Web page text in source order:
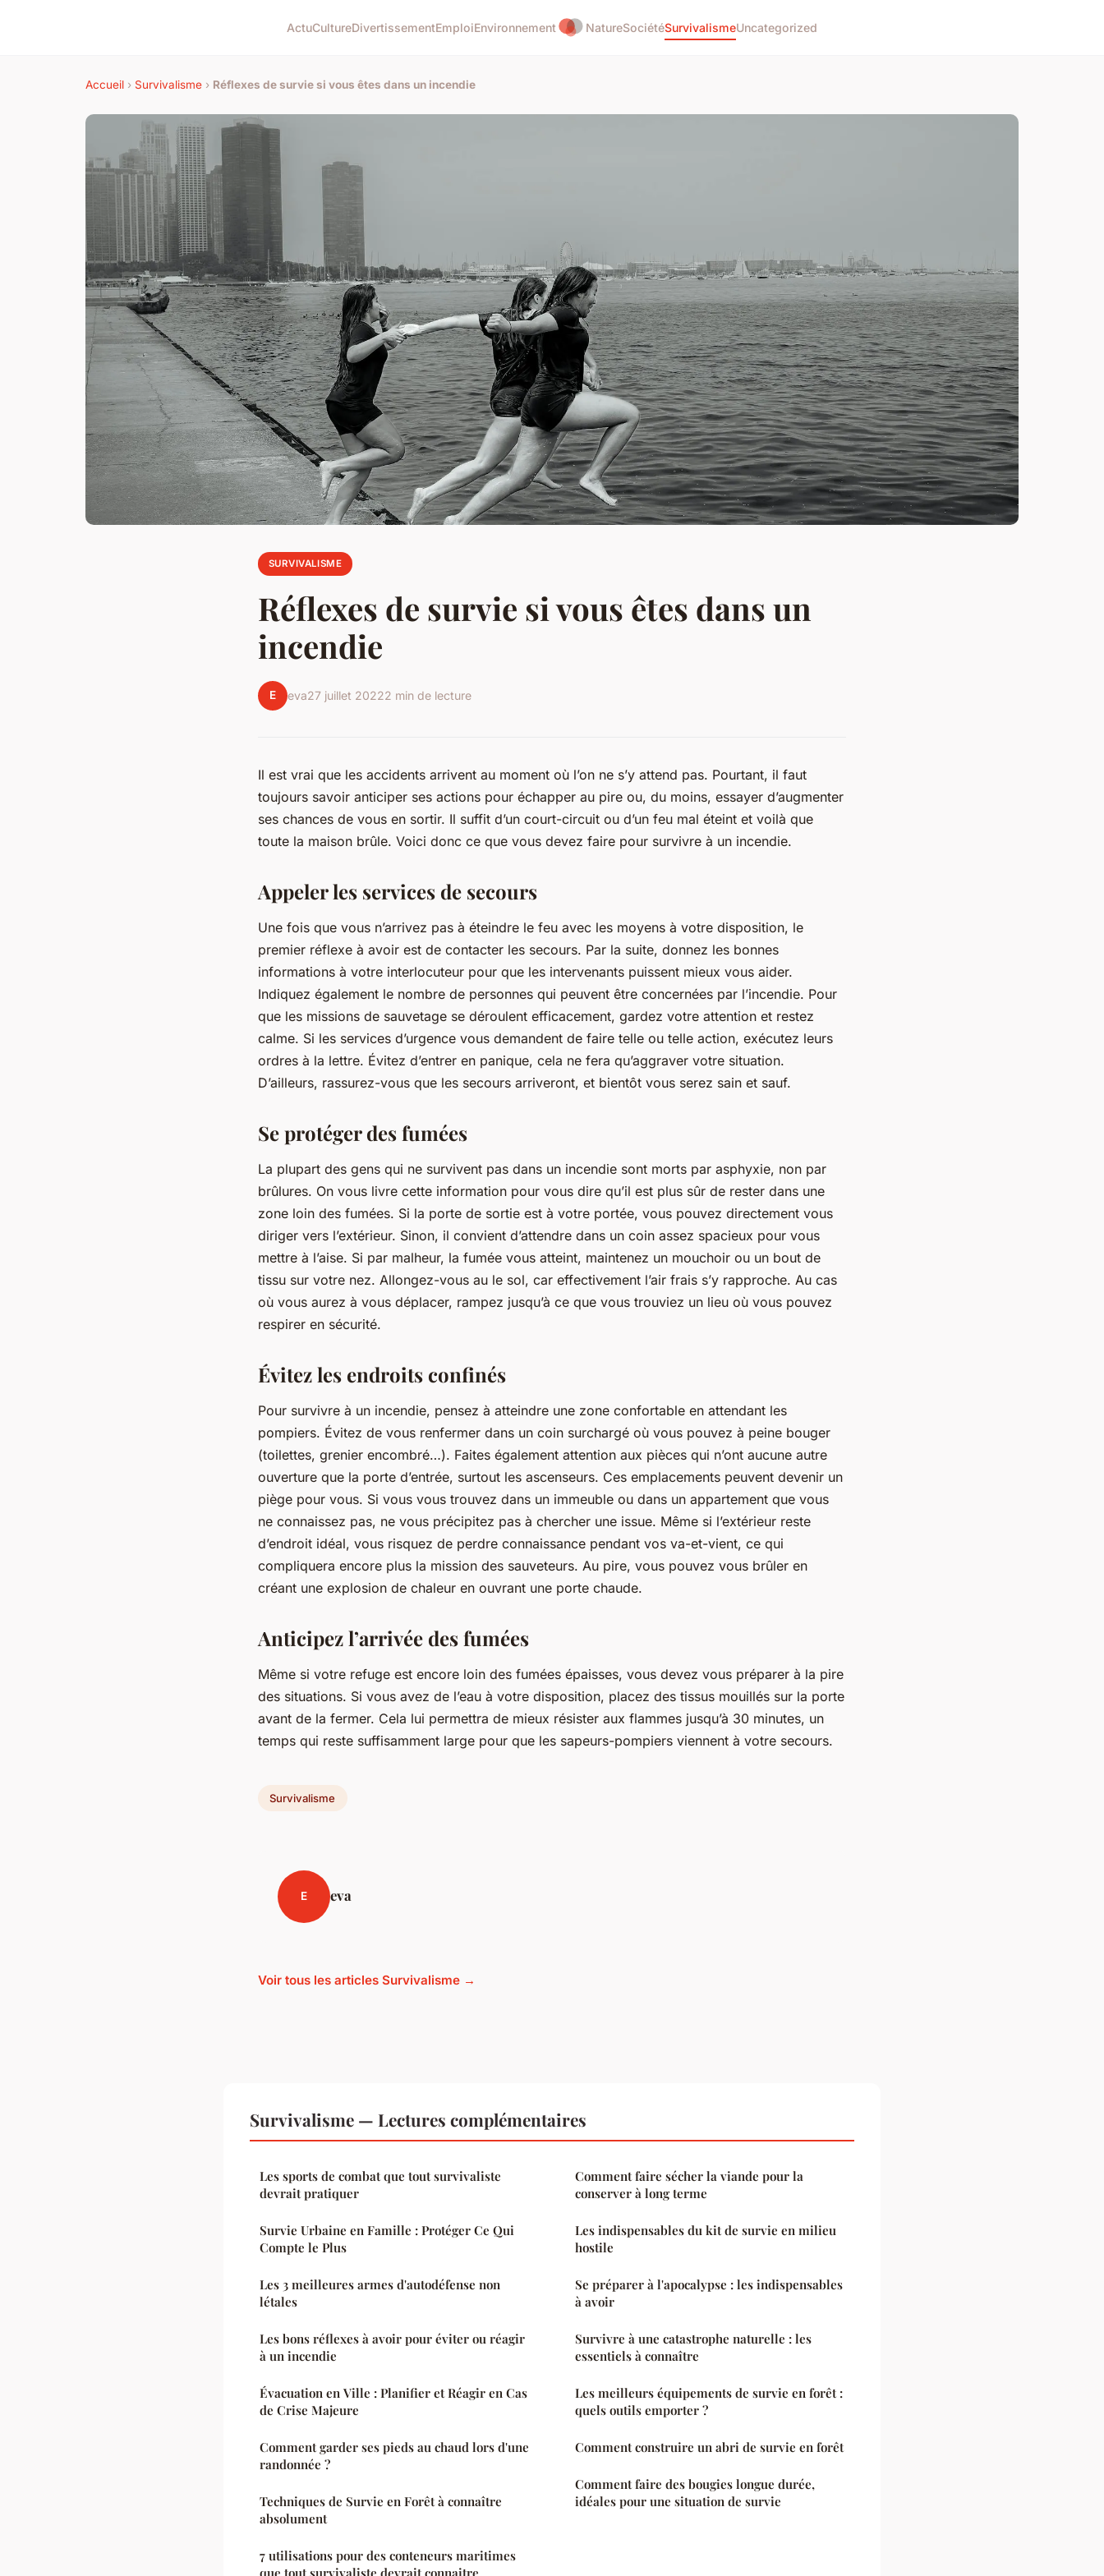
ActuCultureDivertissementEmploiEnvironnement NatureSociétéSurvivalismeUncategorized
Accueil › Survivalisme › Réflexes de survie si vous êtes dans un incendie
SURVIVALISME
Réflexes de survie si vous êtes dans un
incendie
E eva27 juillet 20222 min de lecture
Il est vrai que les accidents arrivent au moment où l’on ne s’y attend pas. Pourtant, il faut
toujours savoir anticiper ses actions pour échapper au pire ou, du moins, essayer d’augmenter
ses chances de vous en sortir. Il suffit d’un court-circuit ou d’un feu mal éteint et voilà que
toute la maison brûle. Voici donc ce que vous devez faire pour survivre à un incendie.
Appeler les services de secours
Une fois que vous n’arrivez pas à éteindre le feu avec les moyens à votre disposition, le
premier réflexe à avoir est de contacter les secours. Par la suite, donnez les bonnes
informations à votre interlocuteur pour que les intervenants puissent mieux vous aider.
Indiquez également le nombre de personnes qui peuvent être concernées par l’incendie. Pour
que les missions de sauvetage se déroulent efficacement, gardez votre attention et restez
calme. Si les services d’urgence vous demandent de faire telle ou telle action, exécutez leurs
ordres à la lettre. Évitez d’entrer en panique, cela ne fera qu’aggraver votre situation.
D’ailleurs, rassurez-vous que les secours arriveront, et bientôt vous serez sain et sauf.
Se protéger des fumées
La plupart des gens qui ne survivent pas dans un incendie sont morts par asphyxie, non par
brûlures. On vous livre cette information pour vous dire qu’il est plus sûr de rester dans une
zone loin des fumées. Si la porte de sortie est à votre portée, vous pouvez directement vous
diriger vers l’extérieur. Sinon, il convient d’attendre dans un coin assez spacieux pour vous
mettre à l’aise. Si par malheur, la fumée vous atteint, maintenez un mouchoir ou un bout de
tissu sur votre nez. Allongez-vous au le sol, car effectivement l’air frais s’y rapproche. Au cas
où vous aurez à vous déplacer, rampez jusqu’à ce que vous trouviez un lieu où vous pouvez
respirer en sécurité.
Évitez les endroits confinés
Pour survivre à un incendie, pensez à atteindre une zone confortable en attendant les
pompiers. Évitez de vous renfermer dans un coin surchargé où vous pouvez à peine bouger
(toilettes, grenier encombré…). Faites également attention aux pièces qui n’ont aucune autre
ouverture que la porte d’entrée, surtout les ascenseurs. Ces emplacements peuvent devenir un
piège pour vous. Si vous vous trouvez dans un immeuble ou dans un appartement que vous
ne connaissez pas, ne vous précipitez pas à chercher une issue. Même si l’extérieur reste
d’endroit idéal, vous risquez de perdre connaissance pendant vos va-et-vient, ce qui
compliquera encore plus la mission des sauveteurs. Au pire, vous pouvez vous brûler en
créant une explosion de chaleur en ouvrant une porte chaude.
Anticipez l’arrivée des fumées
Même si votre refuge est encore loin des fumées épaisses, vous devez vous préparer à la pire
des situations. Si vous avez de l’eau à votre disposition, placez des tissus mouillés sur la porte
avant de la fermer. Cela lui permettra de mieux résister aux flammes jusqu’à 30 minutes, un
temps qui reste suffisamment large pour que les sapeurs-pompiers viennent à votre secours.
Survivalisme
E eva
Voir tous les articles Survivalisme →
Survivalisme — Lectures complémentaires
Les sports de combat que tout survivaliste
devrait pratiquer
Survie Urbaine en Famille : Protéger Ce Qui
Compte le Plus
Les 3 meilleures armes d'autodéfense non
létales
Les bons réflexes à avoir pour éviter ou réagir
à un incendie
Évacuation en Ville : Planifier et Réagir en Cas
de Crise Majeure
Comment garder ses pieds au chaud lors d'une
randonnée ?
Techniques de Survie en Forêt à connaître
absolument
7 utilisations pour des conteneurs maritimes
que tout survivaliste devrait connaitre
Comment faire sécher la viande pour la
conserver à long terme
Les indispensables du kit de survie en milieu
hostile
Se préparer à l'apocalypse : les indispensables
à avoir
Survivre à une catastrophe naturelle : les
essentiels à connaître
Les meilleurs équipements de survie en forêt :
quels outils emporter ?
Comment construire un abri de survie en forêt
Comment faire des bougies longue durée,
idéales pour une situation de survie